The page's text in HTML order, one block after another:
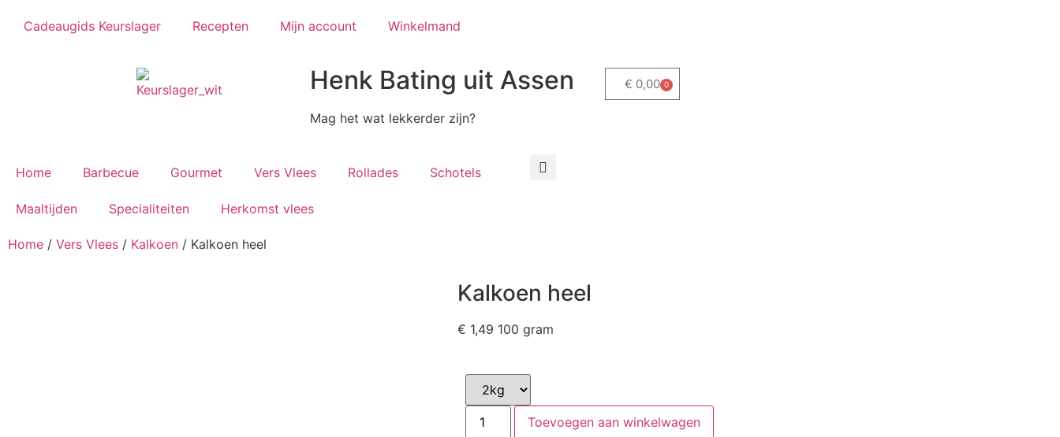
Cadeaugids Keurslager Recepten Mijn account Winkelmand
Henk Bating uit Assen
Mag het wat lekkerder zijn?
€ 0,00 0
Home Barbecue Gourmet Vers Vlees Rollades Schotels
Maaltijden Specialiteiten Herkomst vlees
Home / Vers Vlees / Kalkoen / Kalkoen heel
Kalkoen heel
€ 1,49 100 gram
Toevoegen aan winkelwagen